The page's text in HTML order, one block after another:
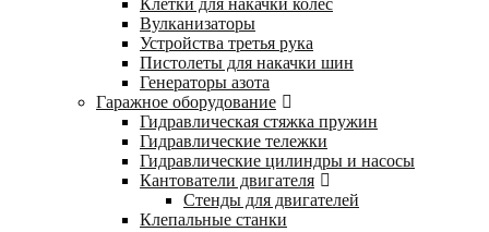
Клетки для накачки колес
Вулканизаторы
Устройства третья рука
Пистолеты для накачки шин
Генераторы азота
Гаражное оборудование
Гидравлическая стяжка пружин
Гидравлические тележки
Гидравлические цилиндры и насосы
Кантователи двигателя
Стенды для двигателей
Клепальные станки